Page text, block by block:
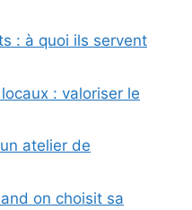
: à quoi ils servent
: valoriser le
atelier de
on choisit sa